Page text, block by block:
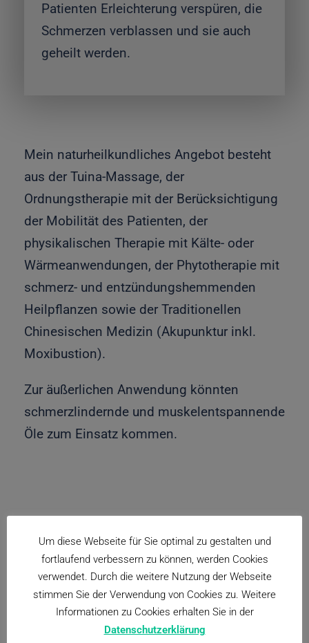
Patienten Erleichterung verspüren, die
Schmerzen verblassen und sie auch
geheilt werden.
Mein naturheilkundliches Angebot besteht
aus der Tuina-Massage, der
Ordnungstherapie mit der Berücksichtigung
der Mobilität des Patienten, der
physikalischen Therapie mit Kälte- oder
Wärmeanwendungen, der Phytotherapie mit
schmerz- und entzündungshemmenden
Heilpflanzen sowie der Traditionellen
Chinesischen Medizin (Akupunktur inkl.
Moxibustion).
Zur äußerlichen Anwendung könnten
schmerzlindernde und muskelentspannende
Öle zum Einsatz kommen.
JETZT TERMIN VEREINBAREN
Um diese Webseite für Sie optimal zu gestalten und
fortlaufend verbessern zu können, werden Cookies
verwendet. Durch die weitere Nutzung der Webseite
stimmen Sie der Verwendung von Cookies zu. Weitere
Informationen zu Cookies erhalten Sie in der
Datenschutzerklärung